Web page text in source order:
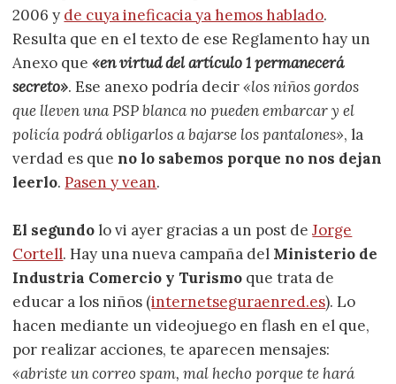
2006 y de cuya ineficacia ya hemos hablado.
Resulta que en el texto de ese Reglamento hay un
Anexo que«en virtud del artículo 1 permanecerá
secreto». Ese anexo podría decir«los niños gordos
que lleven una PSP blanca no pueden embarcar y el
policía podrá obligarlos a bajarse los pantalones», la
verdad es queno lo sabemos porque no nos dejan
leerlo.Pasen y vean.
El segundolo vi ayer gracias a un post deJorge
Cortell. Hay una nueva campaña del Ministerio de
Industria Comercio y Turismo que trata de
educar a los niños (internetseguraenred.es). Lo
hacen mediante un videojuego en flash en el que,
por realizar acciones, te aparecen mensajes:
«abriste un correo spam, mal hecho porque te hará